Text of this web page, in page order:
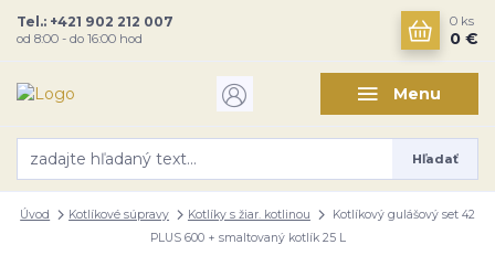
Menu
Hľadať
Tel.: +421 902 212 007
od 8:00 - do 16:00 hod
0 ks
0 €
Úvod Kotlíkové súpravy Kotlíky s žiar. kotlinou
Kotlíkový gulášový set 42
PLUS 600 + smaltovaný kotlík 25 L